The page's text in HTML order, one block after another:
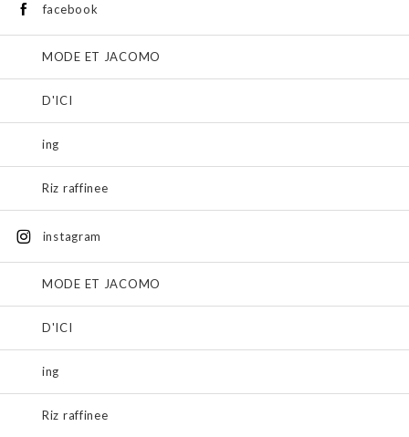
facebook
MODE ET JACOMO
D'ICI
ing
Riz raffinee
instagram
MODE ET JACOMO
D'ICI
ing
Riz raffinee